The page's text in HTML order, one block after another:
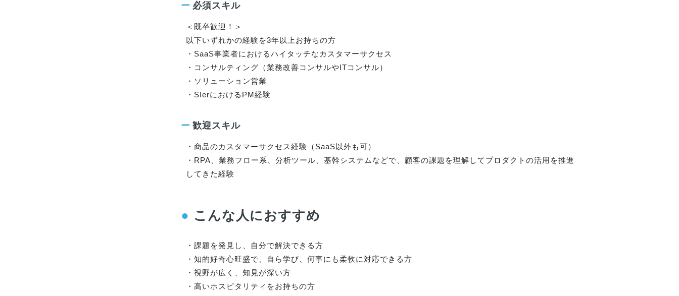
ー 必須スキル
＜既卒歓迎！＞
以下いずれかの経験を3年以上お持ちの方
・SaaS事業者におけるハイタッチなカスタマーサクセス
・コンサルティング（業務改善コンサルやITコンサル）
・ソリューション営業
・SIerにおけるPM経験
ー 歓迎スキル
・商品のカスタマーサクセス経験（SaaS以外も可）
・RPA、業務フロー系、分析ツール、基幹システムなどで、顧客の課題を理解してプロダクトの活用を推進
してきた経験
● こんな人におすすめ
・課題を発見し、自分で解決できる方
・知的好奇心旺盛で、自ら学び、何事にも柔軟に対応できる方
・視野が広く、知見が深い方
・高いホスピタリティをお持ちの方